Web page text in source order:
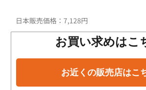
日本販売価格：7,128円
お買い求めはこ
お近くの販売店はこ